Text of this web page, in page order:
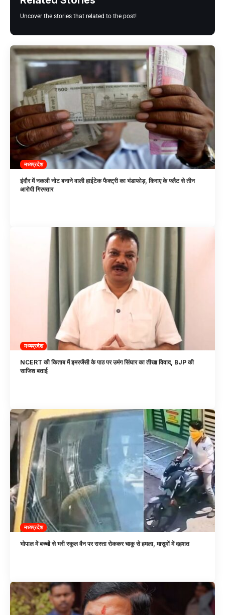
Uncover the stories that related to the post!
मध्यप्रदेश
इंदौर में नकली नोट बनाने वाली हाईटेक फैक्ट्री का भंडाफोड़, किराए के फ्लैट से तीन
आरोपी गिरफ्तार
मध्यप्रदेश
NCERT की किताब में इमरजेंसी के पाठ पर उमंग सिंघार का तीखा विवाद, BJP की
साजिश बताई
मध्यप्रदेश
भोपाल में बच्चों से भरी स्कूल वैन पर रास्ता रोककर चाकू से हमला, मासूमों में दहशत